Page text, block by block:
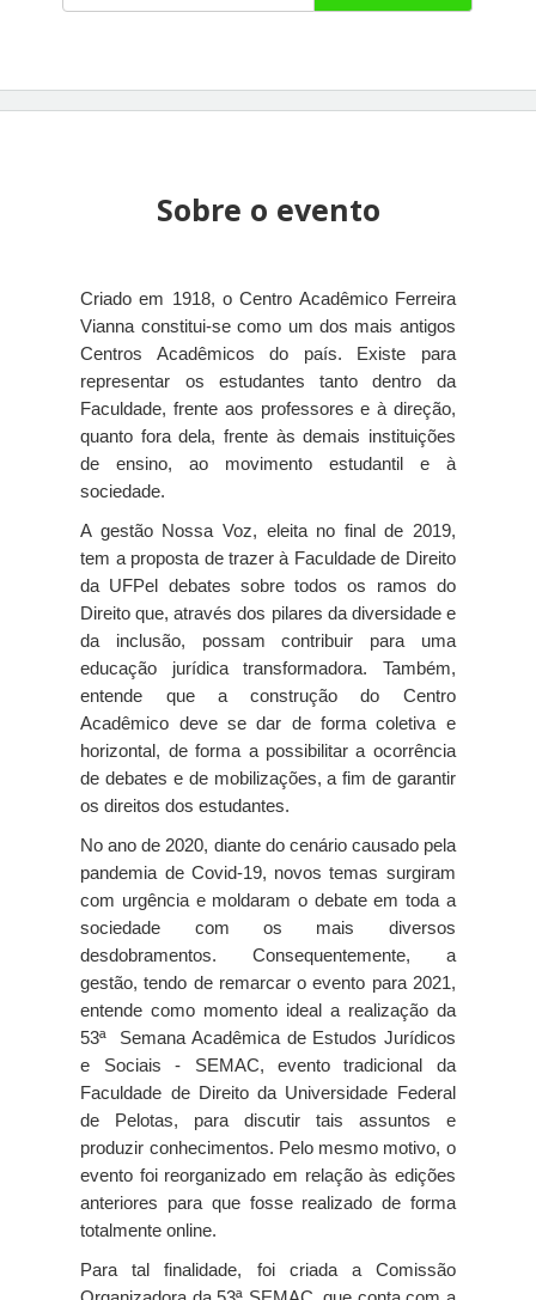
Sobre o evento
Criado em 1918, o Centro Acadêmico Ferreira
Vianna constitui-se como um dos mais antigos
Centros Acadêmicos do país. Existe para
representar os estudantes tanto dentro da
Faculdade, frente aos professores e à direção,
quanto fora dela, frente às demais instituições
de ensino, ao movimento estudantil e à
sociedade.
A gestão Nossa Voz, eleita no final de 2019,
tem a proposta de trazer à Faculdade de Direito
da UFPel debates sobre todos os ramos do
Direito que, através dos pilares da diversidade e
da inclusão, possam contribuir para uma
educação jurídica transformadora. Também,
entende que a construção do Centro
Acadêmico deve se dar de forma coletiva e
horizontal, de forma a possibilitar a ocorrência
de debates e de mobilizações, a fim de garantir
os direitos dos estudantes.
No ano de 2020, diante do cenário causado pela
pandemia de Covid-19, novos temas surgiram
com urgência e moldaram o debate em toda a
sociedade com os mais diversos
desdobramentos. Consequentemente, a
gestão, tendo de remarcar o evento para 2021,
entende como momento ideal a realização da
53ª  Semana Acadêmica de Estudos Jurídicos
e Sociais - SEMAC, evento tradicional da
Faculdade de Direito da Universidade Federal
de Pelotas, para discutir tais assuntos e
produzir conhecimentos. Pelo mesmo motivo, o
evento foi reorganizado em relação às edições
anteriores para que fosse realizado de forma
totalmente online.
Para tal finalidade, foi criada a Comissão